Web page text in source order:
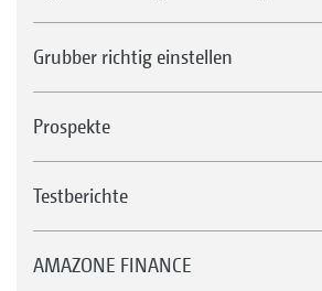
Grubber richtig einstellen
Prospekte
Testberichte
AMAZONE FINANCE